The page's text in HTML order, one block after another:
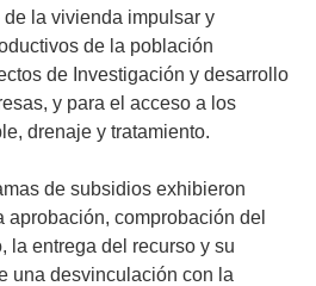
la vivienda impulsar y
de la población
de Investigación y desarrollo
y para el acceso a los
drenaje y tratamiento.
de subsidios exhibieron
comprobación del
la entrega del recurso y su
una desvinculación con la